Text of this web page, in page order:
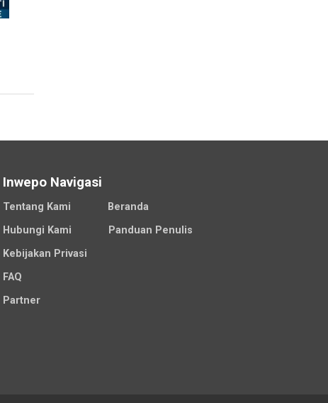
Inwepo Navigasi
Tentang Kami
Beranda
Hubungi Kami
Panduan Penulis
Kebijakan Privasi
FAQ
Partner